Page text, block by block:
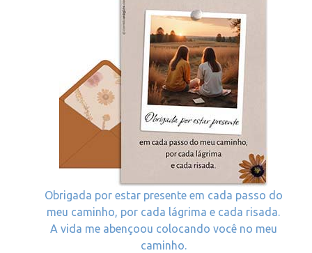
Obrigada por estar presente em cada passo do
meu caminho, por cada lágrima e cada risada.
A vida me abençoou colocando você no meu
caminho.